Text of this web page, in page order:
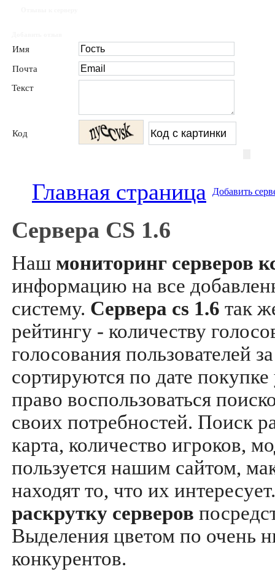
Имя
Почта
Текст
Код
Главная страница Добавить
Сервера CS 1.6
Наш мониторинг серверов
информацию на все
систему. Сервера cs 1.6 так
рейтингу - количеству
голосования пользователей
сортируются по дате
право воспользоваться
своих потребностей. Поиск
карта, количество игроков,
пользуется нашим сайтом,
находят то, что их
раскрутку серверов
Выделения цветом по очень
конкурентов.